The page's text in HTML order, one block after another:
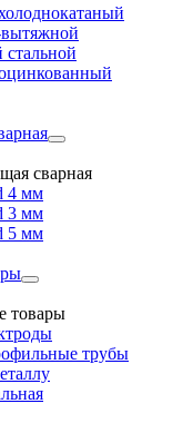
сварная
4 мм
3 мм
5 мм
товары
трубы